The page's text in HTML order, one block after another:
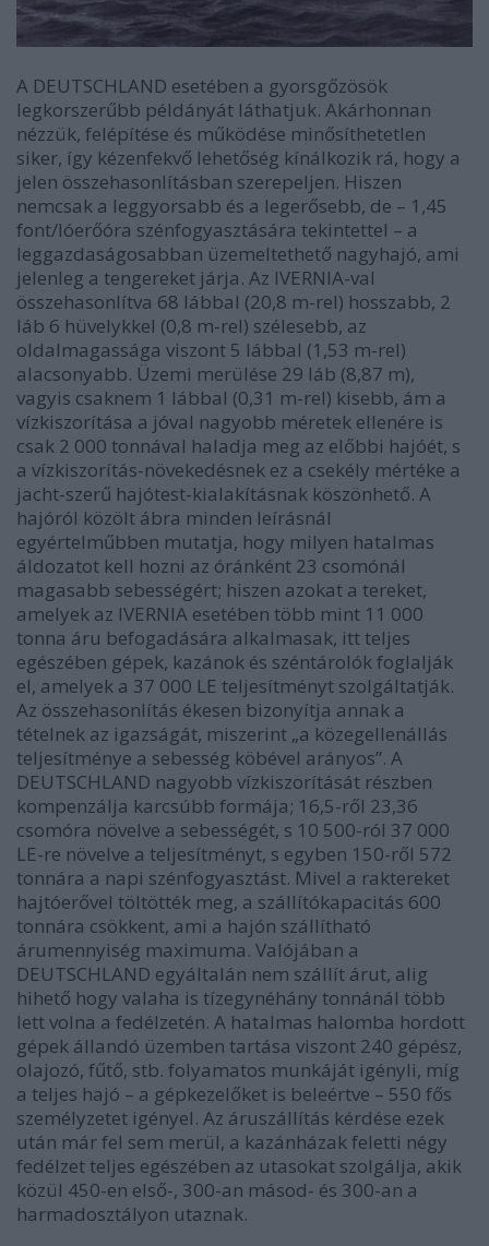
A DEUTSCHLAND esetében a gyorsgőzösök
legkorszerűbb példányát láthatjuk. Akárhonnan
nézzük, felépítése és működése minősíthetetlen
siker, így kézenfekvő lehetőség kínálkozik rá, hogy a
jelen összehasonlításban szerepeljen. Hiszen
nemcsak a leggyorsabb és a legerősebb, de – 1,45
font/lóerőóra szénfogyasztására tekintettel – a
leggazdaságosabban üzemeltethető nagyhajó, ami
jelenleg a tengereket járja. Az IVERNIA-val
összehasonlítva 68 lábbal (20,8 m-rel) hosszabb, 2
láb 6 hüvelykkel (0,8 m-rel) szélesebb, az
oldalmagassága viszont 5 lábbal (1,53 m-rel)
alacsonyabb. Üzemi merülése 29 láb (8,87 m),
vagyis csaknem 1 lábbal (0,31 m-rel) kisebb, ám a
vízkiszorítása a jóval nagyobb méretek ellenére is
csak 2 000 tonnával haladja meg az előbbi hajóét, s
a vízkiszorítás-növekedésnek ez a csekély mértéke a
jacht-szerű hajótest-kialakításnak köszönhető. A
hajóról közölt ábra minden leírásnál
egyértelműbben mutatja, hogy milyen hatalmas
áldozatot kell hozni az óránként 23 csomónál
magasabb sebességért; hiszen azokat a tereket,
amelyek az IVERNIA esetében több mint 11 000
tonna áru befogadására alkalmasak, itt teljes
egészében gépek, kazánok és széntárolók foglalják
el, amelyek a 37 000 LE teljesítményt szolgáltatják.
Az összehasonlítás ékesen bizonyítja annak a
tételnek az igazságát, miszerint „a közegellenállás
teljesítménye a sebesség köbével arányos”. A
DEUTSCHLAND nagyobb vízkiszorítását részben
kompenzálja karcsúbb formája; 16,5-ről 23,36
csomóra növelve a sebességét, s 10 500-ról 37 000
LE-re növelve a teljesítményt, s egyben 150-ről 572
tonnára a napi szénfogyasztást. Mivel a raktereket
hajtóerővel töltötték meg, a szállítókapacitás 600
tonnára csökkent, ami a hajón szállítható
árumennyiség maximuma. Valójában a
DEUTSCHLAND egyáltalán nem szállít árut, alig
hihető hogy valaha is tízegynéhány tonnánál több
lett volna a fedélzetén. A hatalmas halomba hordott
gépek állandó üzemben tartása viszont 240 gépész,
olajozó, fűtő, stb. folyamatos munkáját igényli, míg
a teljes hajó – a gépkezelőket is beleértve – 550 fős
személyzetet igényel. Az áruszállítás kérdése ezek
után már fel sem merül, a kazánházak feletti négy
fedélzet teljes egészében az utasokat szolgálja, akik
közül 450-en első-, 300-an másod- és 300-an a
harmadosztályon utaznak.